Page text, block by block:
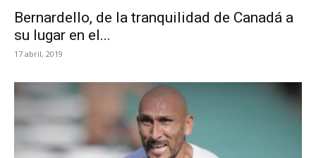
Bernardello, de la tranquilidad de Canadá a
su lugar en el...
17 abril, 2019